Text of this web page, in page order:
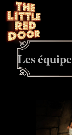
Les